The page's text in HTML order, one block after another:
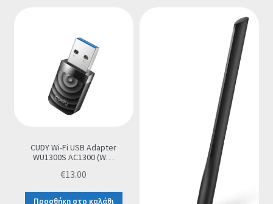
CUDY Wi-Fi USB Adapter
WU1300S AC1300 (W…
€13.00
Προσθήκη στο καλάθι